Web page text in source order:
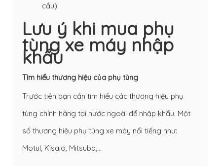
cầu)
Lưu ý khi mua phụ
tùng xe máy nhập
khẩu
Tìm hiểu thương hiệu của phụ tùng
Trước tiên bạn cần tìm hiểu các thương hiệu phụ
tùng chính hãng tại nước ngoài để nhập khẩu. Một
số thương hiệu phụ tùng xe máy nổi tiếng như:
Motul, Kisaio, Mitsuba,…